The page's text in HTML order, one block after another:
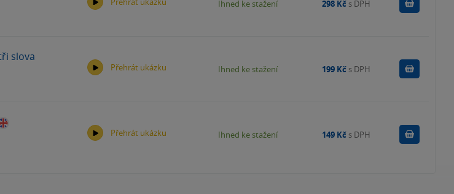
Ihned ke stažení 298 Kč s DPH Koupit
slova
Přehrát ukázku Ihned ke stažení 199 Kč s DPH Koupit
Přehrát ukázku Ihned ke stažení 149 Kč s DPH Koupit